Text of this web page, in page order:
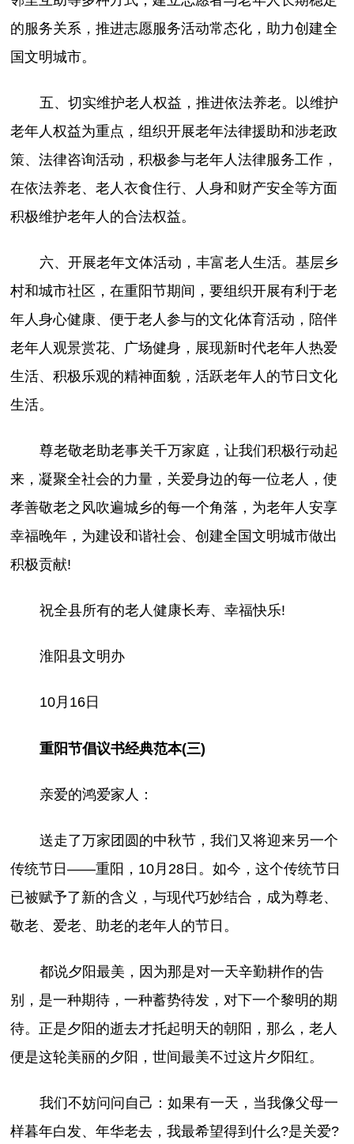
的服务关系，推进志愿服务活动常态化，助力创建全
国文明城市。
五、切实维护老人权益，推进依法养老。以维护
老年人权益为重点，组织开展老年法律援助和涉老政
策、法律咨询活动，积极参与老年人法律服务工作，
在依法养老、老人衣食住行、人身和财产安全等方面
积极维护老年人的合法权益。
六、开展老年文体活动，丰富老人生活。基层乡
村和城市社区，在重阳节期间，要组织开展有利于老
年人身心健康、便于老人参与的文化体育活动，陪伴
老年人观景赏花、广场健身，展现新时代老年人热爱
生活、积极乐观的精神面貌，活跃老年人的节日文化
生活。
尊老敬老助老事关千万家庭，让我们积极行动起
来，凝聚全社会的力量，关爱身边的每一位老人，使
孝善敬老之风吹遍城乡的每一个角落，为老年人安享
幸福晚年，为建设和谐社会、创建全国文明城市做出
积极贡献!
祝全县所有的老人健康长寿、幸福快乐!
淮阳县文明办
10月16日
重阳节倡议书经典范本(三)
亲爱的鸿爱家人：
送走了万家团圆的中秋节，我们又将迎来另一个
传统节日——重阳，10月28日。如今，这个传统节日
已被赋予了新的含义，与现代巧妙结合，成为尊老、
敬老、爱老、助老的老年人的节日。
都说夕阳最美，因为那是对一天辛勤耕作的告
别，是一种期待，一种蓄势待发，对下一个黎明的期
待。正是夕阳的逝去才托起明天的朝阳，那么，老人
便是这轮美丽的夕阳，世间最美不过这片夕阳红。
我们不妨问问自己：如果有一天，当我像父母一
样暮年白发、年华老去，我最希望得到什么?是关爱?